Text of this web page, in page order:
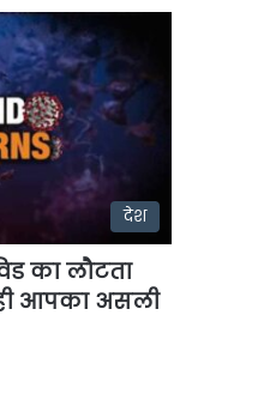
देश
का लौटता
आपका असली